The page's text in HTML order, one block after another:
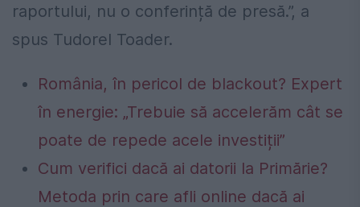
raportului, nu o conferință de presă.”, a
spus Tudorel Toader.
România, în pericol de blackout? Expert
în energie: „Trebuie să accelerăm cât se
poate de repede acele investiții”
Cum verifici dacă ai datorii la Primărie?
Metoda prin care afli online dacă ai